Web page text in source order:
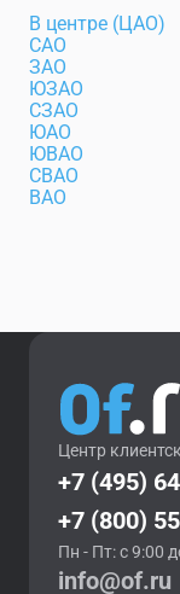
В центре (ЦАО)
САО
ЗАО
ЮЗАО
СЗАО
ЮАО
ЮВАО
СВАО
ВАО
Центр
+7 (495)
+7 (800)
Пн - Пт: с 9:00
info@of.ru